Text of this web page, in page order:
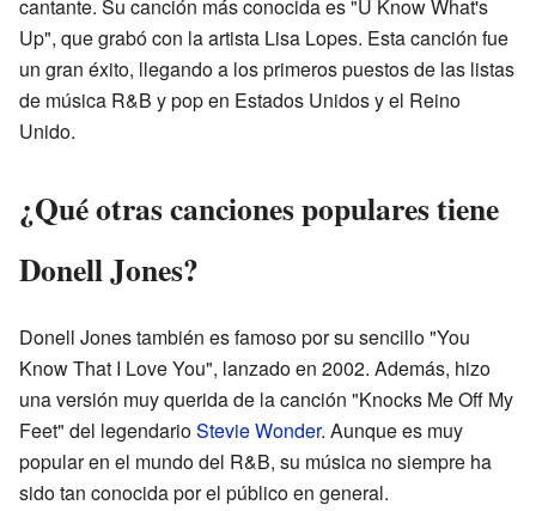
cantante. Su canción más conocida es "U Know What's
Up", que grabó con la artista Lisa Lopes. Esta canción fue
un gran éxito, llegando a los primeros puestos de las listas
de música R&B y pop en Estados Unidos y el Reino
Unido.
¿Qué otras canciones populares tiene
Donell Jones?
Donell Jones también es famoso por su sencillo "You
Know That I Love You", lanzado en 2002. Además, hizo
una versión muy querida de la canción "Knocks Me Off My
Feet" del legendarioStevie Wonder. Aunque es muy
popular en el mundo del R&B, su música no siempre ha
sido tan conocida por el público en general.